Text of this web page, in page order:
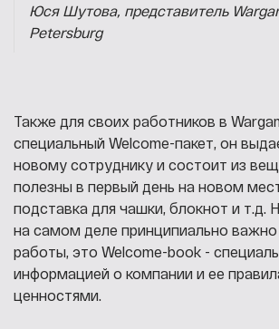
Юся Шутова, представитель
Petersburg
Также для своих работников в
специальный Welcome-пакет, он
новому сотруднику и состоит из
полезны в первый день на новом
подставка для чашки, блокнот и т.д.
на самом деле принципиально
работы, это Welcome-book -
информацией о компании и ее
ценностями.